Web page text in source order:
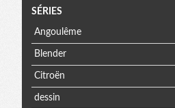
SÉRIES
Angoulême
Blender
Citroën
dessin